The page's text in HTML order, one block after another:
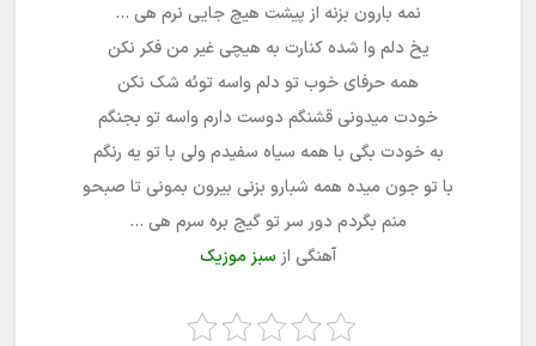
نمه بارون بزنه از پیشت هیچ جایی نرم هی …
یخ دلم وا شده کنارت به هیچی غیر من فکر نکن
همه حرفای خوب تو دلم واسه توئه شک نکن
خودت میدونی قشنگم دوست دارم واسه تو بجنگم
به خودت بگی با همه سیاه سفیدم ولی با تو یه رنگم
با تو جون میده همه شبارو بزنی بیرون بمونی تا صبحو
منم بگردم دور سر تو گیج بره سرم هی …
آهنگی از سبز موزیک